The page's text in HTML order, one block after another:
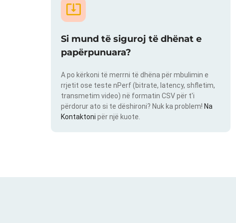
Si mund të siguroj të dhënat e
papërpunuara?
A po kërkoni të merrni të dhëna për mbulimin e
rrjetit ose teste nPerf (bitrate, latency, shfletim,
transmetim video) në formatin CSV për t'i
përdorur ato si te dëshironi? Nuk ka problem! Na
Kontaktoni për një kuote.